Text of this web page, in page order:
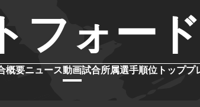
フォード
概要ニュース動画試合所属選手順位 トップ